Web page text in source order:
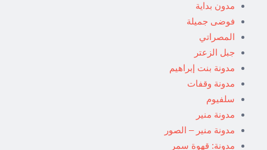
مدون بداية
فوضى جميلة
المصراتي
جبل الزعتر
مدونة بنت إبراهيم
مدونة وقفات
سلفيوم
مدونة منير
مدونة منير – الصور
مدونة: قهوة سمر